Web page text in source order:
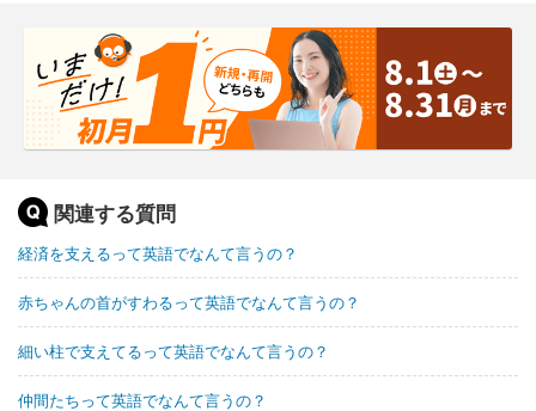
関連する質問
経済を支えるって英語でなんて言うの？
赤ちゃんの首がすわるって英語でなんて言うの？
細い柱で支えてるって英語でなんて言うの？
仲間たちって英語でなんて言うの？